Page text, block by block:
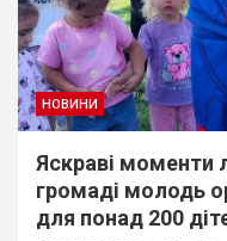
НОВИНИ
Яскраві моменти
громаді молодь
для понад 200